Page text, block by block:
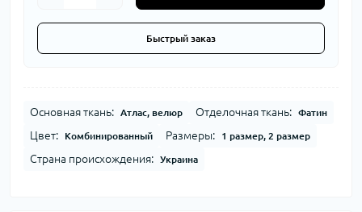
Быстрый заказ
Основная ткань: Атлас, велюр Отделочная ткань: Фатин
Цвет: Комбинированный Размеры: 1 размер, 2 размер
Страна происхождения: Украина